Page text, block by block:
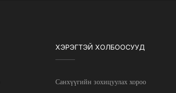
ХЭРЭГТЭЙ ХОЛБООСУУД
Санхүүгийн зохицуулах хороо